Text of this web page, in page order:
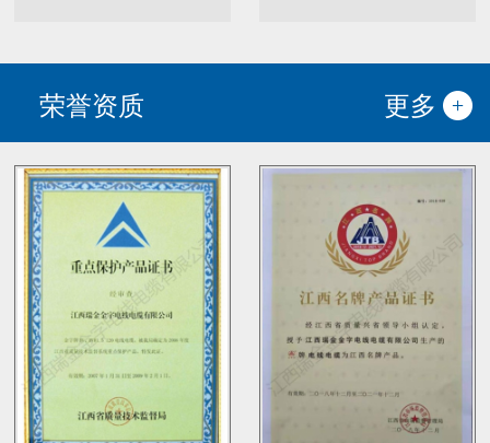
荣誉资质 更多